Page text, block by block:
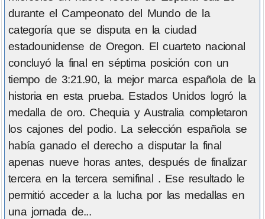
durante el Campeonato del Mundo de la
categoría que se disputa en la ciudad
estadounidense de Oregon. El cuarteto nacional
concluyó la final en séptima posición con un
tiempo de 3:21.90, la mejor marca española de la
historia en esta prueba. Estados Unidos logró la
medalla de oro. Chequia y Australia completaron
los cajones del podio. La selección española se
había ganado el derecho a disputar la final
apenas nueve horas antes, después de finalizar
tercera en la tercera semifinal . Ese resultado le
permitió acceder a la lucha por las medallas en
una jornada de...